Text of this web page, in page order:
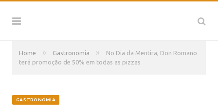
Home » Gastronomia »
No Dia da Mentira, Don Romano
terá promoção de 50% em todas as pizzas
GASTRONOMIA